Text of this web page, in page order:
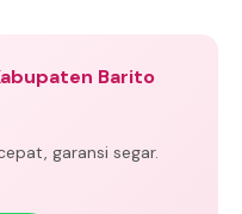
Barito
garansi segar.